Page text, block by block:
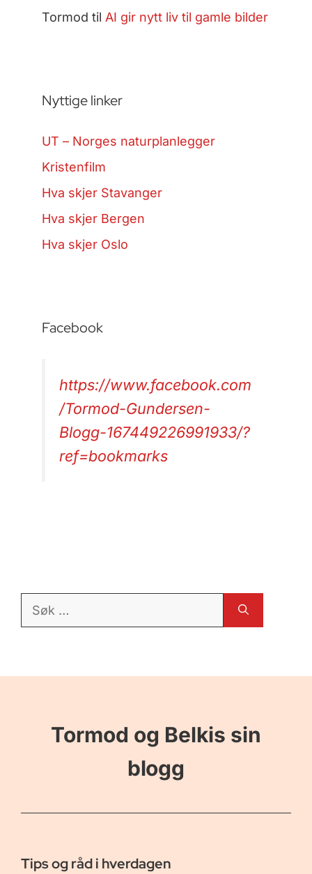
Tormod til AI gir nytt liv til gamle bilder
Nyttige linker
UT – Norges naturplanlegger
Kristenfilm
Hva skjer Stavanger
Hva skjer Bergen
Hva skjer Oslo
Facebook
https://www.facebook.com
/Tormod-Gundersen-
Blogg-167449226991933/?
ref=bookmarks
Søk
Tormod og Belkis sin
blogg
Tips og råd i hverdagen